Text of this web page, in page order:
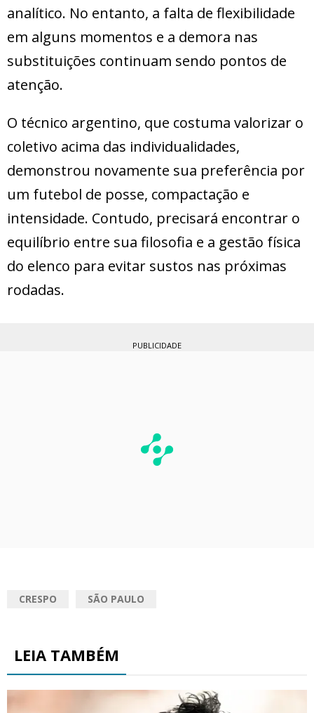
analítico. No entanto, a falta de flexibilidade
em alguns momentos e a demora nas
substituições continuam sendo pontos de
atenção.
O técnico argentino, que costuma valorizar o
coletivo acima das individualidades,
demonstrou novamente sua preferência por
um futebol de posse, compactação e
intensidade. Contudo, precisará encontrar o
equilíbrio entre sua filosofia e a gestão física
do elenco para evitar sustos nas próximas
rodadas.
PUBLICIDADE
CRESPO SÃO PAULO
LEIA TAMBÉM